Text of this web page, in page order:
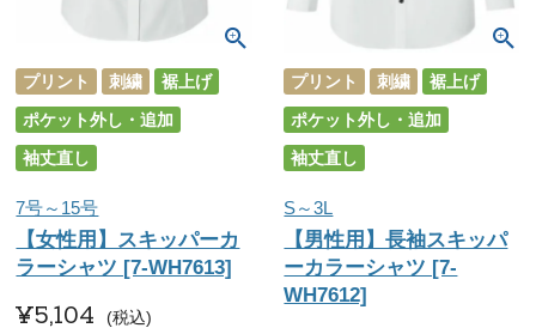
プリント 刺繍
裾上げ
ポケット外し・追加
袖丈直し
7号～15号
【女性用】スキッパーカ
ラーシャツ [7-WH7613]
¥5,104 税込
プリント 刺繍
裾上げ
ポケット外し・追加
袖丈直し
S～3L
【男性用】長袖スキッパ
ーカラーシャツ [7-
WH7612]